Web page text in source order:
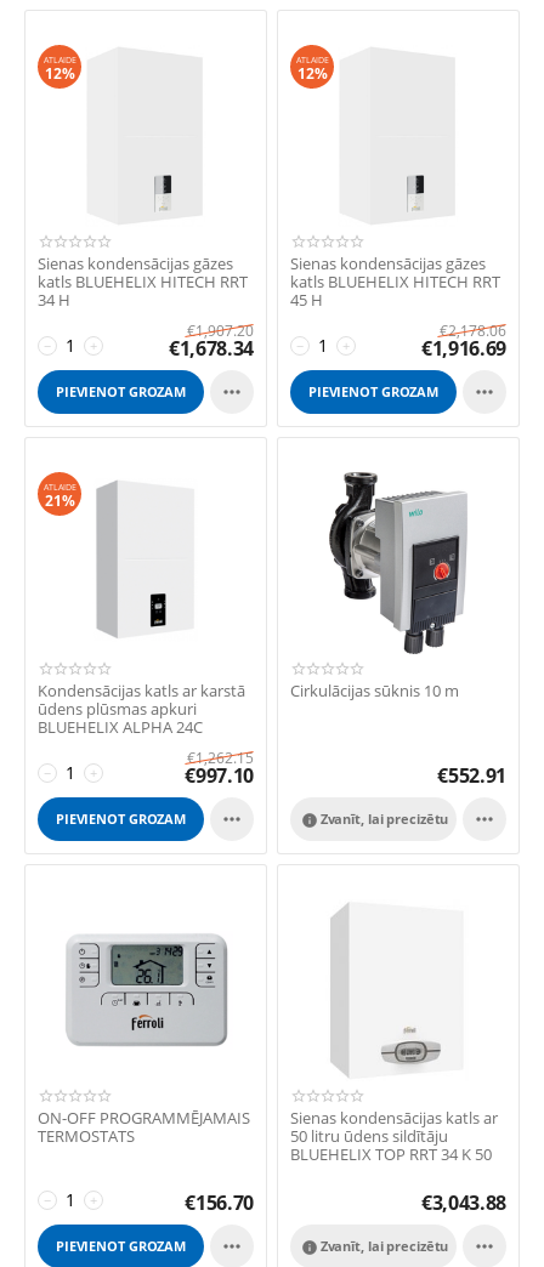
ATLAIDE
12%
Sienas kondensācijas gāzes
katls BLUEHELIX HITECH RRT
34 H
+
−
€1,907.20
€1,678.34
PIEVIENOT GROZAM 
ATLAIDE
12%
Sienas kondensācijas gāzes
katls BLUEHELIX HITECH RRT
45 H
+
−
€2,178.06
€1,916.69
PIEVIENOT GROZAM 
ATLAIDE
21%
Kondensācijas katls ar karstā
ūdens plūsmas apkuri
BLUEHELIX ALPHA 24C
+
−
€1,262.15
€997.10
PIEVIENOT GROZAM 
Cirkulācijas sūknis 10 m
€552.91
Zvanīt, lai precizētu
 
ON-OFF PROGRAMMĒJAMAIS
TERMOSTATS
+
− €156.70
PIEVIENOT GROZAM 
Sienas kondensācijas katls ar
50 litru ūdens sildītāju
BLUEHELIX TOP RRT 34 K 50
€3,043.88
Zvanīt, lai precizētu
 